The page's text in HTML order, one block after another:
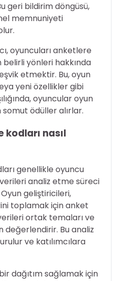
geri bildirim döngüsü,
memnuniyeti
oyuncuları anketlere
yönleri hakkında
etmektir. Bu, oyun
yeni özellikler gibi
oyuncular oyun
ödüller alırlar.
nasıl
genellikle oyuncu
analiz etme süreci
geliştiricileri,
toplamak için anket
ortak temaları ve
değerlendirir. Bu analiz
ve katılımcılara
dağıtım sağlamak için